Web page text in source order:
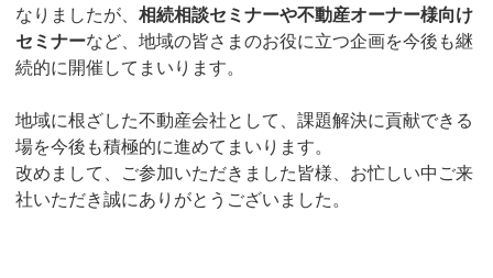
なりましたが、 相続相談セミナーや不動産オーナー様向け
セミナーなど、地域の皆さまのお役に立つ企画を今後も継
続的に開催してまいります。
地域に根ざした不動産会社として、課題解決に貢献できる
場を今後も積極的に進めてまいります。
改めまして、ご参加いただきました皆様、お忙しい中ご来
社いただき誠にありがとうございました。